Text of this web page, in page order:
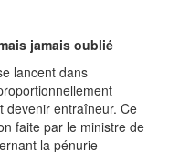
jamais oublié
lancent dans
devenir entraîneur. Ce
faite par le ministre de
la pénurie